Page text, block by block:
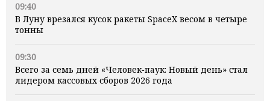
09:40
В Луну врезался кусок ракеты SpaceX весом в четыре
тонны
09:30
Всего за семь дней «Человек‑паук: Новый день» стал
лидером кассовых сборов 2026 года